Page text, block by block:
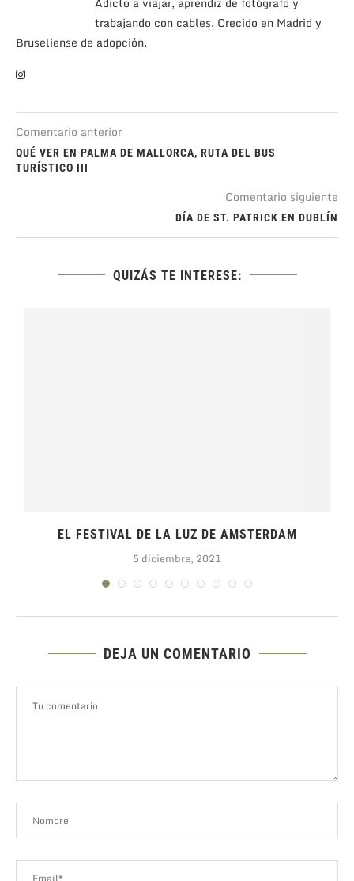
trabajando con cables. Crecido en Madrid y
Bruseliense de adopción.
Comentario anterior
QUÉ VER EN PALMA DE MALLORCA, RUTA DEL BUS
TURÍSTICO III
Comentario siguiente
DÍA DE ST. PATRICK EN DUBLÍN
QUIZÁS TE INTERESE:
EL FESTIVAL DE LA LUZ DE AMSTERDAM
5 diciembre, 2021
DEJA UN COMENTARIO